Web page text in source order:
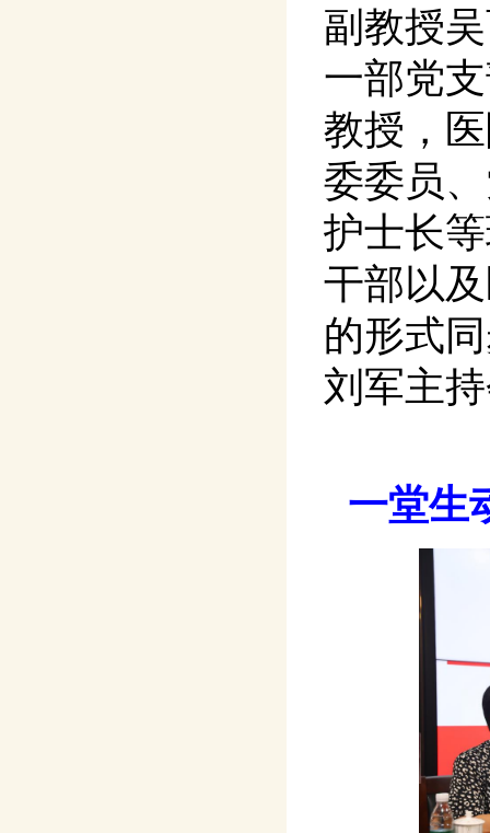
副教授
一部党
教授，
委委员
护士长
干部以
的形式
刘军主
一堂生